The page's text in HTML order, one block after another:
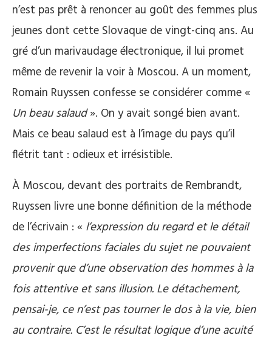
n’est pas prêt à renoncer au goût des femmes plus
jeunes dont cette Slovaque de vingt-cinq ans. Au
gré d’un marivaudage électronique, il lui promet
même de revenir la voir à Moscou. A un moment,
Romain Ruyssen confesse se considérer comme «
Un beau salaud». On y avait songé bien avant.
Mais ce beau salaud est à l’image du pays qu’il
flétrit tant : odieux et irrésistible.
À Moscou, devant des portraits de Rembrandt,
Ruyssen livre une bonne définition de la méthode
de l’écrivain : « l’expression du regard et le détail
des imperfections faciales du sujet ne pouvaient
provenir que d’une observation des hommes à la
fois attentive et sans illusion. Le détachement,
pensai-je, ce n’est pas tourner le dos à la vie, bien
au contraire. C’est le résultat logique d’une acuité